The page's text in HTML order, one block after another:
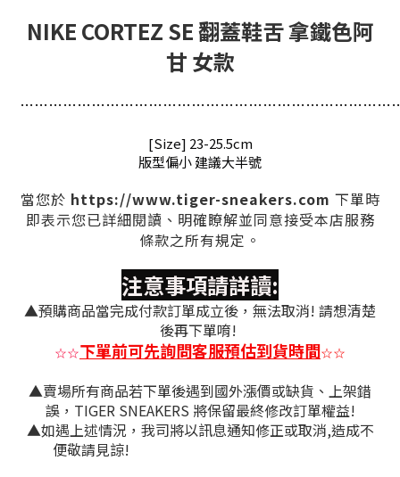
NIKE CORTEZ SE 翻蓋鞋舌 拿鐵色阿
甘 女款
……………………………………………………………………
[Size] 23-25.5cm
版型偏小 建議大半號
當您於 https://www.tiger-sneakers.com 下單時
即表示您已詳細閱讀、明確瞭解並同意接受本店服務
條款之所有規定。
注意事項請詳讀:
▲預購商品當完成付款訂單成立後，無法取消! 請想清楚
後再下單唷!
☆☆下單前可先詢問客服預估到貨時間☆☆
▲賣場所有商品若下單後遇到國外漲價或缺貨、上架錯
誤，TIGER SNEAKERS 將保留最終修改訂單權益!
▲如遇上述情況，我司將以訊息通知修正或取消,造成不
便敬請見諒!